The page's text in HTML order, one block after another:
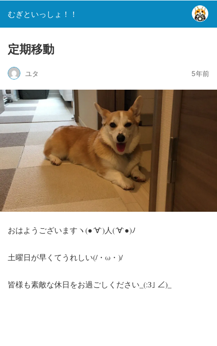
むぎといっしょ！！
定期移動
ユタ 5年前
おはようございますヽ(●´∀`)人(´∀`●)ﾉ
土曜日が早くてうれしい(/・ω・)/
皆様も素敵な休日をお過ごしください_(:З｣ ∠)_